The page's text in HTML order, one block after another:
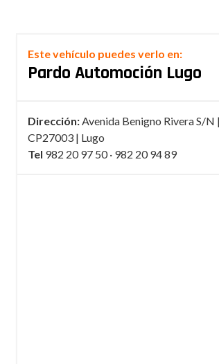
Este vehículo puedes verlo en:
Pardo Automoción Lugo
Dirección:Avenida Benigno Rivera S/N
CP27003 | Lugo
Tel 982 20 97 50 · 982 20 94 89